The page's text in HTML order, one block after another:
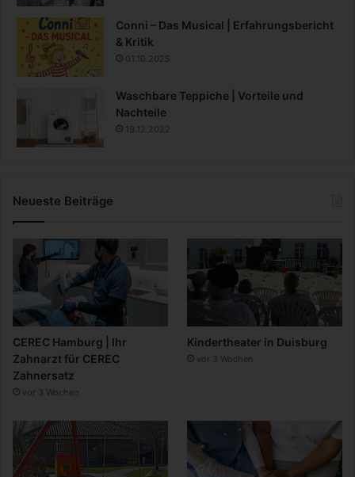
Conni – Das Musical | Erfahrungsbericht
& Kritik
01.10.2025
Waschbare Teppiche | Vorteile und
Nachteile
19.12.2022
Neueste Beiträge
CEREC Hamburg | Ihr
Zahnarzt für CEREC
Zahnersatz
vor 3 Wochen
Kindertheater in Duisburg
vor 3 Wochen